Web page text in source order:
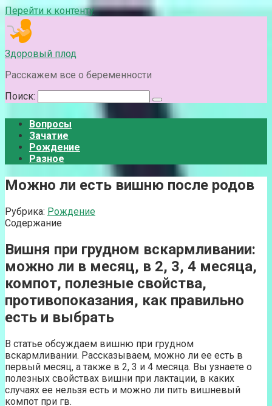
Перейти к контенту
Здоровый плод
Расскажем все о беременности
Поиск:
Вопросы
Зачатие
Рождение
Разное
Можно ли есть вишню после родов
Рубрика: Рождение
Содержание
Вишня при грудном вскармливании:
можно ли в месяц, в 2, 3, 4 месяца,
компот, полезные свойства,
противопоказания, как правильно
есть и выбрать
В статье обсуждаем вишню при грудном
вскармливании. Рассказываем, можно ли ее есть в
первый месяц, а также в 2, 3 и 4 месяца. Вы узнаете о
полезных свойствах вишни при лактации, в каких
случаях ее нельзя есть и можно ли пить вишневый
компот при гв.